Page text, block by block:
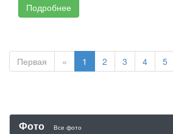
Подробнее
Первая « 1 2 3 4 5
Фото Все фото